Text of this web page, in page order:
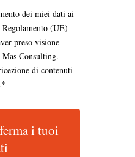
dei miei dati ai
(UE)
preso visione
Consulting.
di contenuti
i tuoi